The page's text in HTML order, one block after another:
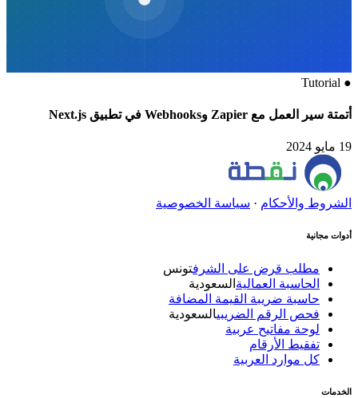
●
Tutorial
أتمتة سير العمل مع Zapier وWebhooks في تطبيق Next.js
19 مايو 2024
الشروط والأحكام· سياسة الخصوصية
أدوات مجانية
مطلب قرض على الشرف تونس
الحاسبة العماليةالسعودية
حاسبة ضريبة القيمة المضافة
فحص الرقم الضريبيالسعودية
لوحة مفاتيح عربية
تفقيط الأرقام
كل موارد العربية
الخدمات